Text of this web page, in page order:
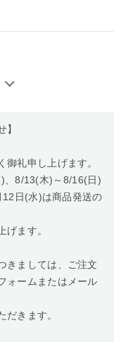
】
礼申し上げます。
、8/13(木)～8/16(日)
日(水)は商品発送の
ます。
きましては、ご注文
ォームまたはメール
きます。